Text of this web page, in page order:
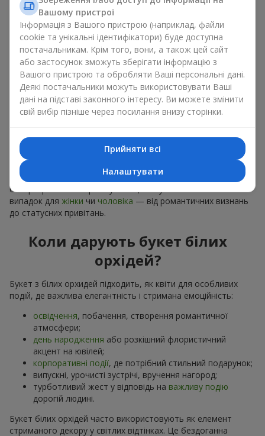
Чим особливі білі орхідеї як
подарунок?
Кожна квітка, що входить в букет білих орхідей є символом
ніжності та гармонії, довіри та недоторканості. Біла орхідея
дозволяє створювати різноманітні екзотичні композиції і
стає ідеальним подарунком для мами,коханої дівчини,
доньки або, навіть,колезі по роботі. Уособлюючи
витонченість та досконалість букет білих орхідей завжди
Біла орхідея відрізняється підвищеною стійкістю, навіть у
зрізаному стані. Тому букет білих орхідей може стати
чудовою прикрасою до інтер’єрного дизайну, а також
безпрограшного варіанту квітів, як букет на особливий
випадок для жінки чи чоловіка — від романтичних визнань
до статусних привітань.
Коли дарують букет білих
орхідей?
Букет з білих орхидей підходить, як квіти для особливих
подій, де важлива елегантність і стримана емоційність:
освідчення, побачення, створення романтичної
атмосфери;
день народження або розкішний флористичний
акцент на ювілей;
корпоративні події, де потрібний стильний подарунок;
випускні, урочисті зустрічі, вручення нагород;
турботливий жест у відповідь на важливу подію
дорогій людині.
Букет білих орхідей часто використовують як елемент
стриманого декору у світлих відтінках. Це бездоганна
Вашому пристрої
Інформація з Вашого пристрою (наприклад, файли
cookie та унікальні ідентифікатори) буде доступна
постачальникам. Крім того, вони, а також цей сайт
або застосунок зможуть зберігати інформацію з
Вашого пристрою та обробляти Ваші персональні дані.
Деякі постачальники можуть використовувати Ваші
дані на підставі законного інтересу. Ви можете змінити
свій вибір пізніше через посилання внизу сторінки.
Прийняти всі
Налаштувати